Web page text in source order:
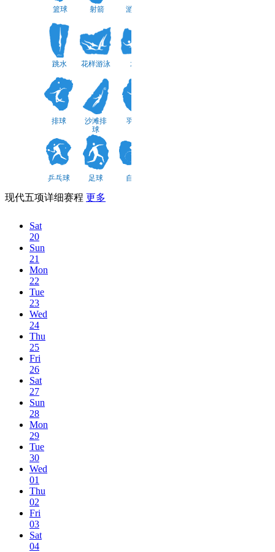
篮球 射箭 游泳
跳水 花样游泳 水球
排球
沙滩排
球
羽毛球
乒乓球 足球 自行车
现代五项详细赛程 更多
Sat
20
Sun
21
Mon
22
Tue
23
Wed
24
Thu
25
Fri
26
Sat
27
Sun
28
Mon
29
Tue
30
Wed
01
Thu
02
Fri
03
Sat
04